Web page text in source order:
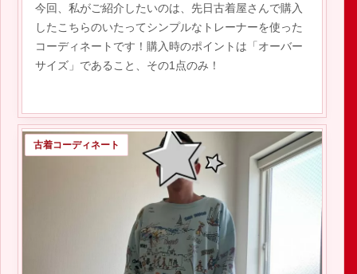
今回、私がご紹介したいのは、先日古着屋さんで購入
したこちらのいたってシンプルなトレーナーを使った
コーディネートです！購入時のポイントは「オーバー
サイズ」であること、その1点のみ！
古着コーディネート